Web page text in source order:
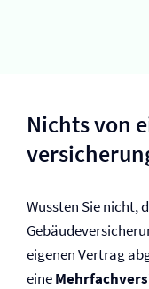
Nichts von
Wussten Sie nicht,
eigenen Vertrag
eine